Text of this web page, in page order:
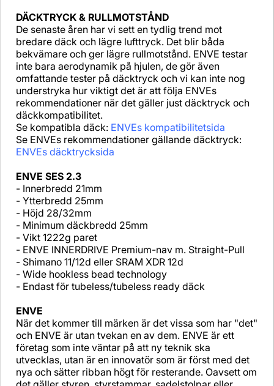
DÄCKTRYCK & RULLMOTSTÅND
De senaste åren har vi sett en tydlig trend mot
bredare däck och lägre lufttryck. Det blir båda
bekvämare och ger lägre rullmotstånd. ENVE testar
inte bara aerodynamik på hjulen, de gör även
omfattande tester på däcktryck och vi kan inte nog
understryka hur viktigt det är att följa ENVEs
rekommendationer när det gäller just däcktryck och
däckkompatibilitet.
Se kompatibla däck: ENVEs kompatibilitetsida
Se ENVEs rekommendationer gällande däcktryck:
ENVEs däcktrycksida
ENVE SES 2.3
- Innerbredd 21mm
- Ytterbredd 25mm
- Höjd 28/32mm
- Minimum däckbredd 25mm
- Vikt 1222g paret
- ENVE INNERDRIVE Premium-nav m. Straight-Pull
- Shimano 11/12d eller SRAM XDR 12d
- Wide hookless bead technology
- Endast för tubeless/tubeless ready däck
ENVE
När det kommer till märken är det vissa som har "det"
och ENVE är utan tvekan en av dem. ENVE är ett
företag som inte väntar på att ny teknik ska
utvecklas, utan är en innovatör som är först med det
nya och sätter ribban högt för resterande. Oavsett om